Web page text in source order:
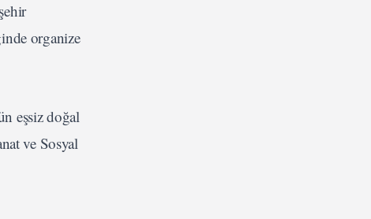
organize
eşsiz doğal
ve Sosyal